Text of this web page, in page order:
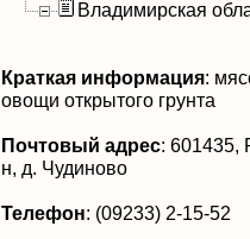
Владимирская
Краткая информация:
овощи открытого грунта
Почтовый адрес: 601435,
н, д. Чудиново
Телефон: (09233) 2-15-52